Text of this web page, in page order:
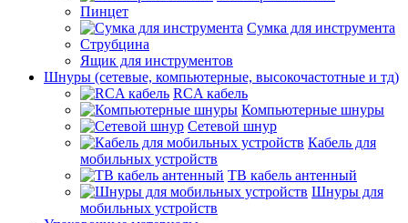
Пинцет
Сумка для инструмента
Струбцина
Ящик для инструментов
Шнуры (сетевые, компьютерные, высокочастотные и тд)
RCA кабель
Компьютерные шнуры
Сетевой шнур
Кабель для
мобильных устройств
ТВ кабель антенный
Шнуры для
мобильных устройств